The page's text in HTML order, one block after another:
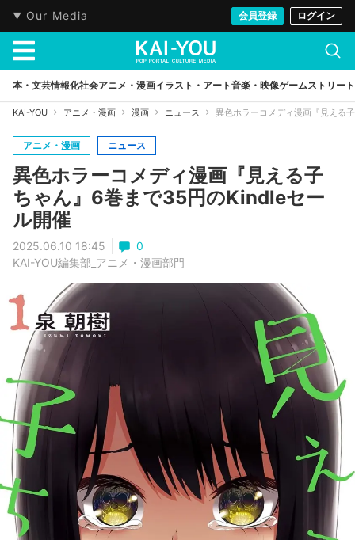
Our Media 会員登録 ログイン
本・文芸情報化社会アニメ・漫画イラスト・アート音楽・映像ゲームストリート
KAI-YOU アニメ・漫画 漫画 ニュース 異色ホラーコメディ漫画『見える
アニメ・漫画 ニュース
異色ホラーコメディ漫画『見える子
ちゃん』6巻まで35円のKindleセー
ル開催
2025.06.10 18:45
0
KAI-YOU編集部_アニメ・漫画部門